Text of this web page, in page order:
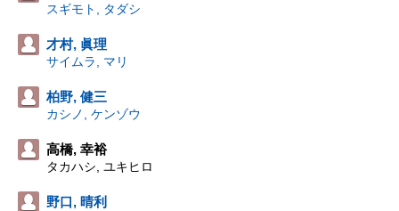
スギモト, タダシ
才村, 眞理
サイムラ, マリ
柏野, 健三
カシノ, ケンゾウ
高橋, 幸裕
タカハシ, ユキヒロ
野口, 晴利